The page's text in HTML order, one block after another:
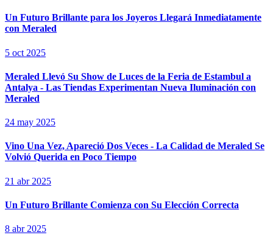
Un Futuro Brillante para los Joyeros Llegará Inmediatamente
con Meraled
5 oct 2025
Meraled Llevó Su Show de Luces de la Feria de Estambul a
Antalya - Las Tiendas Experimentan Nueva Iluminación con
Meraled
24 may 2025
Vino Una Vez, Apareció Dos Veces - La Calidad de Meraled Se
Volvió Querida en Poco Tiempo
21 abr 2025
Un Futuro Brillante Comienza con Su Elección Correcta
8 abr 2025